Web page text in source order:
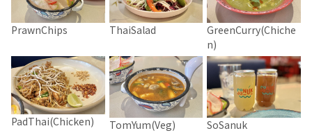
PrawnChips ThaiSalad
GreenCurry(Chiche
n)
PadThai(Chicken) TomYum(Veg) SoSanuk